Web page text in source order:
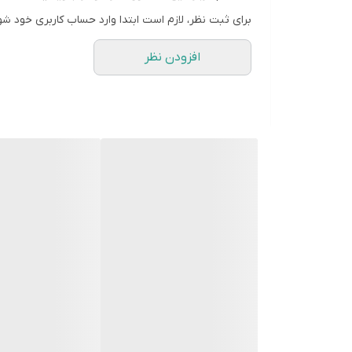
شدت جریان خروجی
2.1 آمپر
ویژگی ها یا امکانات
برای ثبت نظر، لازم است ابتدا وارد حساب کاربری خود
افزودن نظر